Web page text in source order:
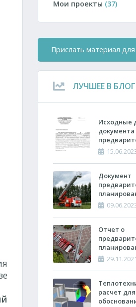
Мои проекты (37)
Прислать материал
ЛУЧШЕЕ В
Исходные
документа
тушению
Документ
действий
(ОПП)
Отчет о
действий
тушению
проведению
аварийно-
расчет ​для